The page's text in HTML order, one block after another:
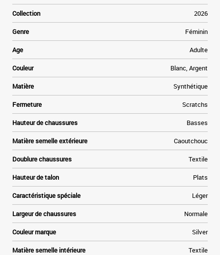
Collection 2026
Genre Féminin
Age Adulte
Couleur Blanc, Argent
Matière Synthétique
Fermeture Scratchs
Hauteur de chaussures Basses
Matière semelle extérieure Caoutchouc
Doublure chaussures Textile
Hauteur de talon Plats
Caractéristique spéciale Léger
Largeur de chaussures Normale
Couleur marque Silver
Matière semelle intérieure Textile